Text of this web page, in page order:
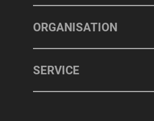
ORGANISATION
SERVICE